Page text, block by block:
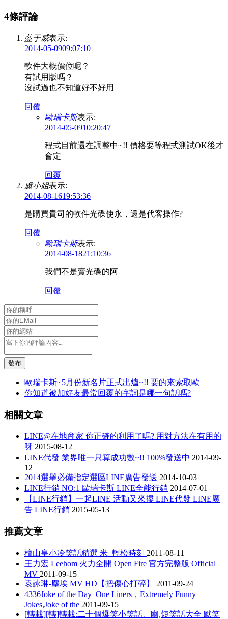
4條評論
藍于威表示:
2014-05-0909:07:10
軟件大概價位呢？
有試用版嗎？
沒試過也不知道好不好用
回覆
歐瑞卡斯表示:
2014-05-0910:20:47
程式目前還在調整中~!! 價格要等程式測試OK後才
會定
回覆
盧小姐表示:
2014-08-1619:53:36
是購買貴司的軟件光碟使永，還是代客操作?
回覆
歐瑞卡斯表示:
2014-08-1821:10:36
我們不是賣光碟的阿
回覆
發布
歐瑞卡斯~5月份新名片正式出爐~!! 要的來索取歐
你知道被加好友最常回覆的字詞是哪一句話嗎?
相關文章
LINE@在地商家 你正確的利用了嗎? 用對方法在有用的
呀 2015-08-12
LINE代發 業界唯一只算成功數~!! 100%發送中 2014-09-
12
2014選舉必備指定選區LINE廣告發送 2014-10-03
LINE行銷 NO:1 歐瑞卡斯 LINE全能行銷 2014-07-01
【LINE行銷】一起LINE 活動又來摟 LINE代發 LINE廣
告 LINE行銷 2015-05-13
推薦文章
檀山皇小冷笑話精選 米–輕松時刻 2011-08-11
王力宏 Leehom 火力全開 Open Fire 官方完整版 Official
MV 2011-09-15
袁詠琳-塵埃 MV HD【把傷心打碎】 2011-09-24
4336Joke of the Day_One Liners，Extremely Funny
Jokes,Joke of the 2011-09-15
[轉載][轉]轉載:二十個爆笑小笑話、幽,短笑話大全 默笑